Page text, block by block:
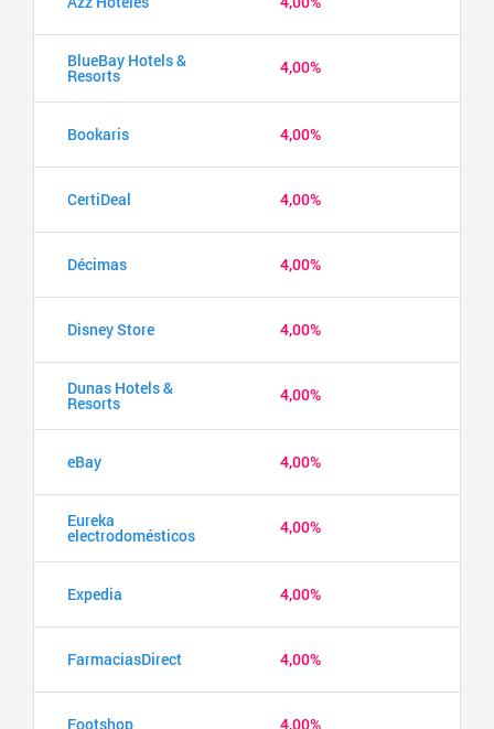
BlueBay Hotels &
Resorts 4,00%
Bookaris 4,00%
CertiDeal 4,00%
Décimas 4,00%
Disney Store 4,00%
Dunas Hotels &
Resorts 4,00%
eBay 4,00%
Eureka
electrodomésticos 4,00%
Expedia 4,00%
FarmaciasDirect 4,00%
Footshop 4,00%